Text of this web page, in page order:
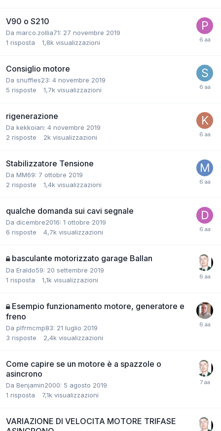
V90 o S210
Da marco.zollia71: 27 novembre 2019
1 risposta 1,8k visualizzazioni
Consiglio motore
Da snuffles23: 4 novembre 2019
5 risposte 1,7k visualizzazioni
rigenerazione
Da kekkoian: 4 novembre 2019
2 risposte 2k visualizzazioni
Stabilizzatore Tensione
Da MM69: 7 ottobre 2019
2 risposte 1,4k visualizzazioni
qualche domanda sui cavi segnale
Da dicembre2016: 1 ottobre 2019
6 risposte 4,7k visualizzazioni
basculante motorizzato garage Ballan
Da Eraldo59: 20 settembre 2019
1 risposta 1,1k visualizzazioni
Esempio funzionamento motore, generatore e
freno
Da plfrmcmp83: 21 luglio 2019
3 risposte 2,4k visualizzazioni
Come capire se un motore è a spazzole o
asincrono
Da Benjamin2000: 5 agosto 2019
1 risposta 7,1k visualizzazioni
VARIAZIONE DI VELOCITA MOTORE TRIFASE